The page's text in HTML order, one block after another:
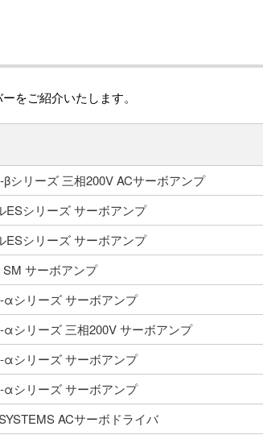
をご紹介いたします。
βシリーズ 三相200V ACサーボアンプ
ESシリーズ サーボアンプ
ESシリーズ サーボアンプ
SM サーボアンプ
αシリーズ サーボアンプ
αシリーズ 三相200V サーボアンプ
αシリーズ サーボアンプ
αシリーズ サーボアンプ
ACサーボドライバ